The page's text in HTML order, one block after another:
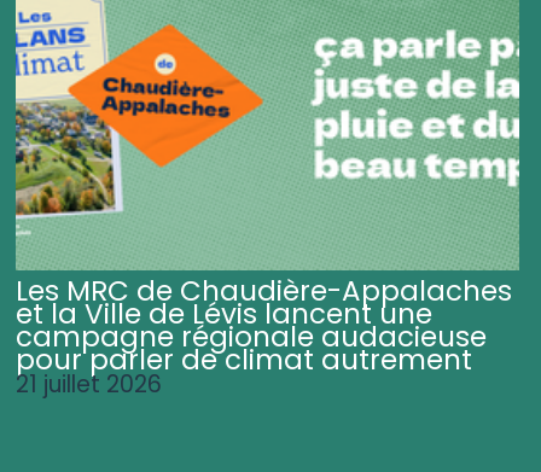
Les MRC de Chaudière-Appalaches
et la Ville de Lévis lancent une
campagne régionale audacieuse
pour parler de climat autrement
21 juillet 2026